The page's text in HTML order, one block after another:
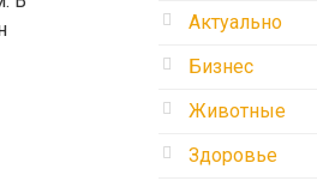
Актуально
Бизнес
Животные
Здоровье